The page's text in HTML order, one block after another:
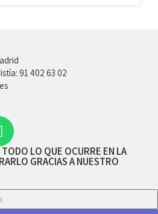
91 402 63 02
LO QUE OCURRE EN LA
GRACIAS A NUESTRO